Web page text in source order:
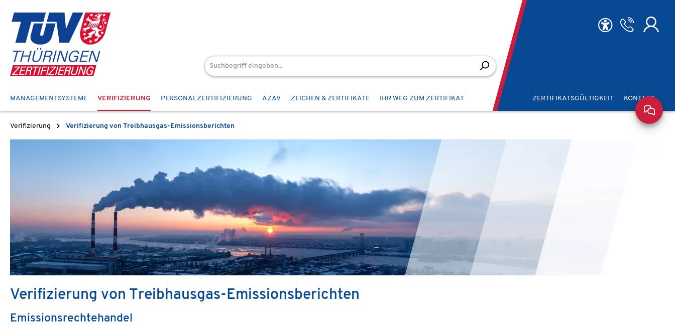
Hauptinhalt springen
Zur Suche springen
Zur Hauptnavigation springen
MANAGEMENTSYSTEME VERIFIZIERUNG PERSONALZERTIFIZIERUNG AZAV ZEICHEN & ZERTIFIKATE IHR WEG ZUM ZERTIFIKAT ZERTIFIKATSGÜLTIGKEIT KONTAKT
Verifizierung Verifizierung von Treibhausgas-Emissionsberichten
Verifizierung von Treibhausgas-Emissionsberichten
Emissionsrechtehandel